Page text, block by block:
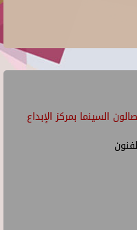
السينما بمركز الإبداع